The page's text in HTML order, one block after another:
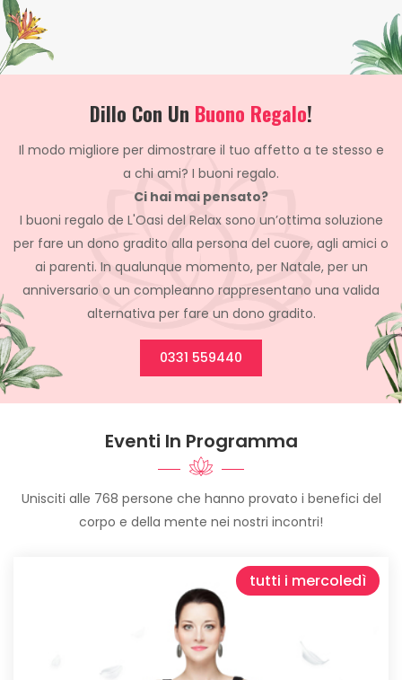
Dillo Con Un Buono Regalo!
Il modo migliore per dimostrare il tuo affetto a te stesso e
a chi ami? I buoni regalo.
Ci hai mai pensato?
I buoni regalo de L'Oasi del Relax sono un’ottima soluzione
per fare un dono gradito alla persona del cuore, agli amici o
ai parenti. In qualunque momento, per Natale, per un
anniversario o un compleanno rappresentano una valida
alternativa per fare un dono gradito.
0331 559440
Eventi In Programma
Unisciti alle 768 persone che hanno provato i benefici del
corpo e della mente nei nostri incontri!
tutti i mercoledì